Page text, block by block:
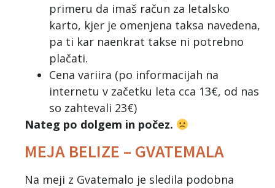
primeru da imaš račun za letalsko
karto, kjer je omenjena taksa navedena,
pa ti kar naenkrat takse ni potrebno
plačati.
Cena variira (po informacijah na
internetu v začetku leta cca 13€, od nas
so zahtevali 23€)
Nateg po dolgem in počez.
MEJA BELIZE – GVATEMALA
Na meji z Gvatemalo je sledila podobna